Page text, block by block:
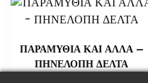
ΠΑΡΑΜΥΘΙΑ ΚΑΙ ΑΛΛΑ –
ΠΗΝΕΛΟΠΗ ΔΕΛΤΑ